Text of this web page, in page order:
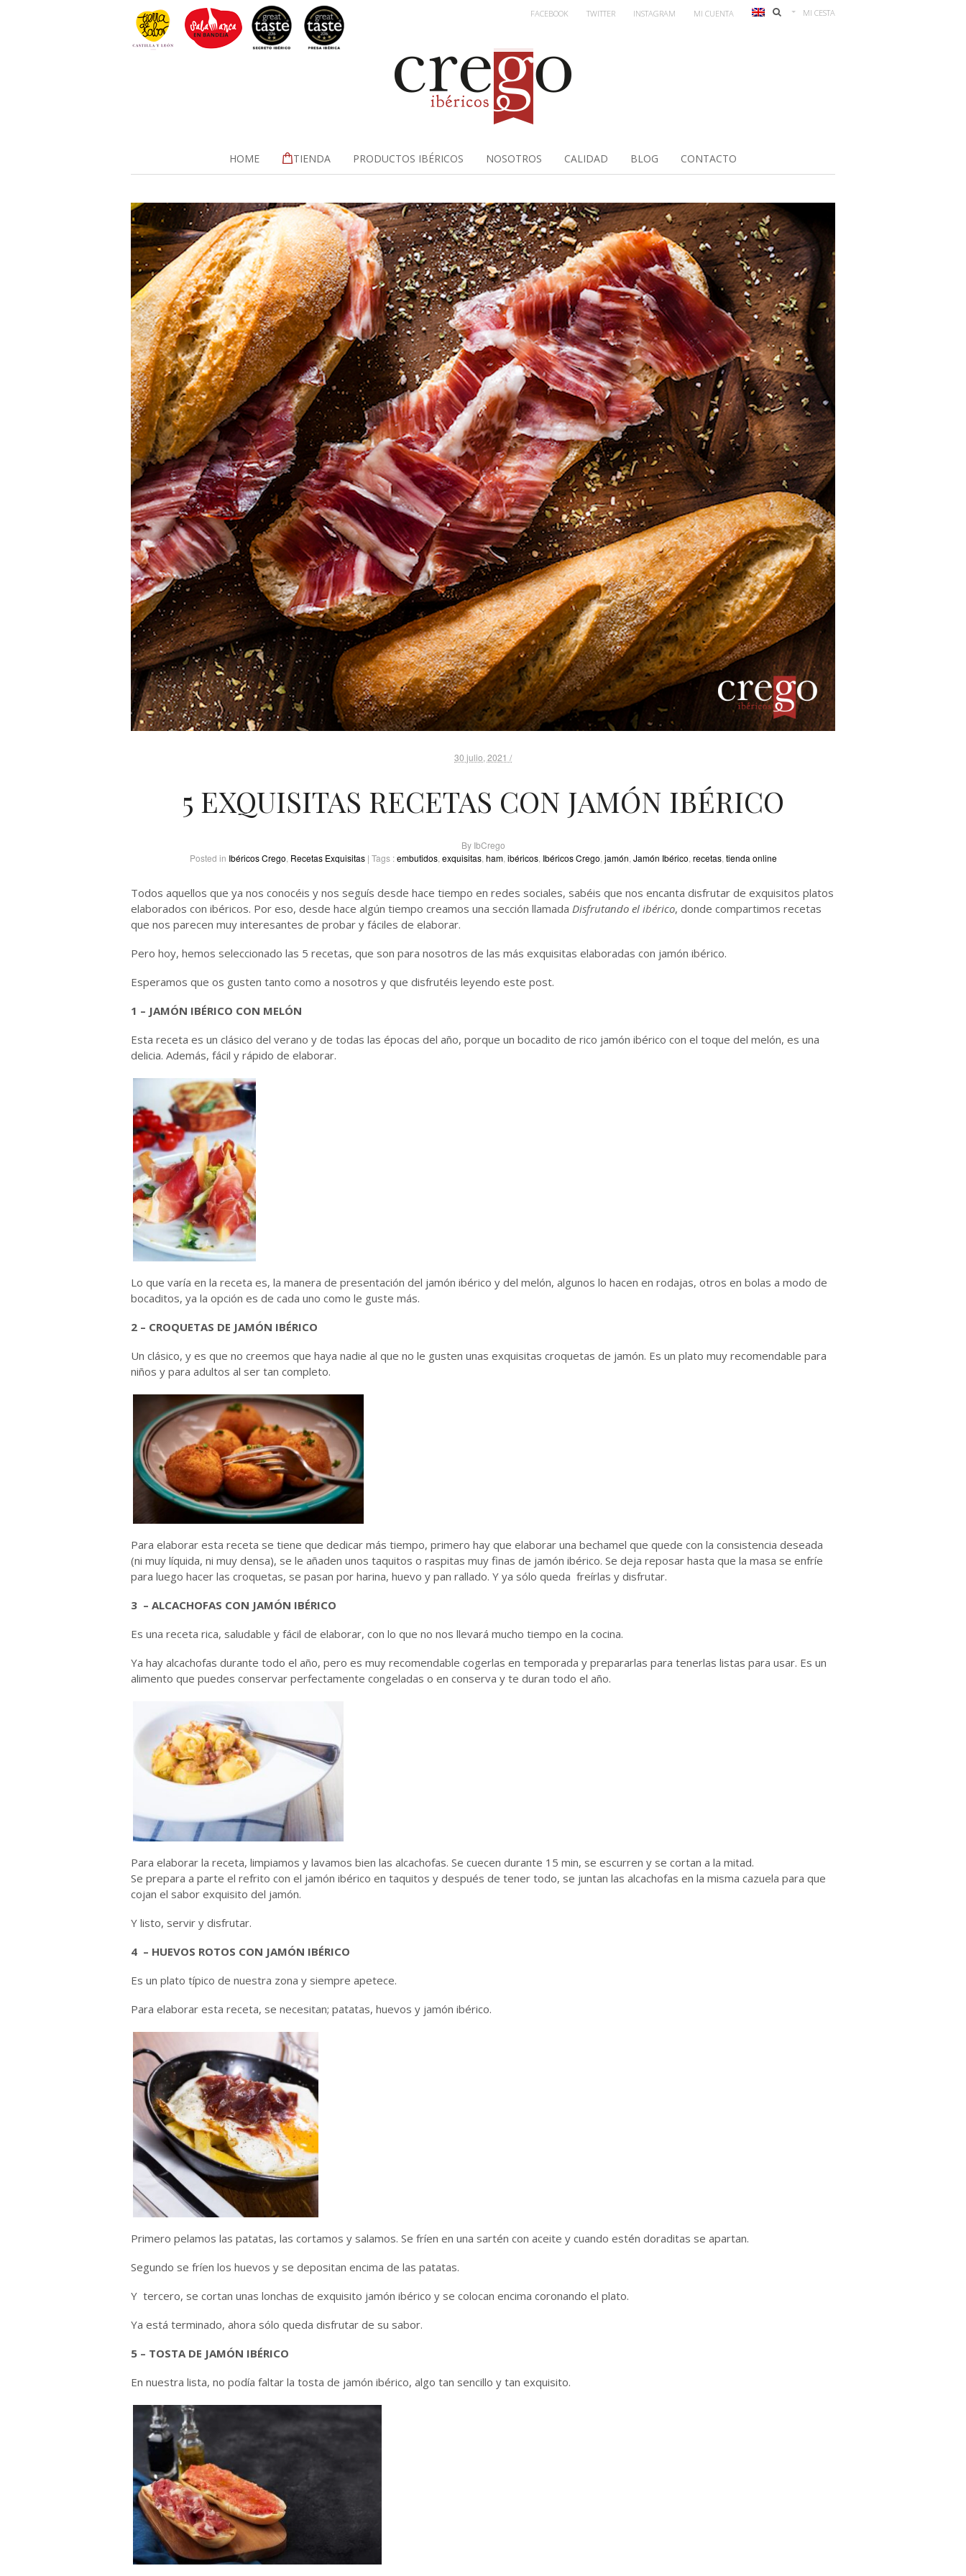
MI CESTA
FACEBOOK TWITTER INSTAGRAM MI CUENTA
HOME TIENDA PRODUCTOS IBÉRICOS NOSOTROS CALIDAD BLOG CONTACTO
30 julio, 2021 /
5 EXQUISITAS RECETAS CON JAMÓN IBÉRICO
By IbCrego
Posted in Ibéricos Crego Recetas Exquisitas| Tags :embutidos, exquisitas, ham, ibéricos, Ibéricos Crego jamón Jamón Ibérico recetas, tienda online
Todos aquellos que ya nos conocéis y nos seguís desde hace tiempo en redes sociales, sabéis que nos encanta disfrutar de exquisitos platos
elaborados con ibéricos. Por eso, desde hace algún tiempo creamos una sección llamada Disfrutando el ibérico, donde compartimos recetas
que nos parecen muy interesantes de probar y fáciles de elaborar.
Pero hoy, hemos seleccionado las 5 recetas, que son para nosotros de las más exquisitas elaboradas con jamón ibérico.
Esperamos que os gusten tanto como a nosotros y que disfrutéis leyendo este post.
1 – JAMÓN IBÉRICO CON MELÓN
Esta receta es un clásico del verano y de todas las épocas del año, porque un bocadito de rico jamón ibérico con el toque del melón, es una
delicia. Además, fácil y rápido de elaborar.
Lo que varía en la receta es, la manera de presentación del jamón ibérico y del melón, algunos lo hacen en rodajas, otros en bolas a modo de
bocaditos, ya la opción es de cada uno como le guste más.
2 – CROQUETAS DE JAMÓN IBÉRICO
Un clásico, y es que no creemos que haya nadie al que no le gusten unas exquisitas croquetas de jamón. Es un plato muy recomendable para
niños y para adultos al ser tan completo.
Para elaborar esta receta se tiene que dedicar más tiempo, primero hay que elaborar una bechamel que quede con la consistencia deseada
(ni muy líquida, ni muy densa), se le añaden unos taquitos o raspitas muy finas de jamón ibérico. Se deja reposar hasta que la masa se enfríe
para luego hacer las croquetas, se pasan por harina, huevo y pan rallado. Y ya sólo queda freírlas y disfrutar.
3 – ALCACHOFAS CON JAMÓN IBÉRICO
Es una receta rica, saludable y fácil de elaborar, con lo que no nos llevará mucho tiempo en la cocina.
Ya hay alcachofas durante todo el año, pero es muy recomendable cogerlas en temporada y prepararlas para tenerlas listas para usar. Es un
alimento que puedes conservar perfectamente congeladas o en conserva y te duran todo el año.
Para elaborar la receta, limpiamos y lavamos bien las alcachofas. Se cuecen durante 15 min, se escurren y se cortan a la mitad.
Se prepara a parte el refrito con el jamón ibérico en taquitos y después de tener todo, se juntan las alcachofas en la misma cazuela para que
cojan el sabor exquisito del jamón.
Y listo, servir y disfrutar.
4 – HUEVOS ROTOS CON JAMÓN IBÉRICO
Es un plato típico de nuestra zona y siempre apetece.
Para elaborar esta receta, se necesitan; patatas, huevos y jamón ibérico.
Primero pelamos las patatas, las cortamos y salamos. Se fríen en una sartén con aceite y cuando estén doraditas se apartan.
Segundo se fríen los huevos y se depositan encima de las patatas.
Y tercero, se cortan unas lonchas de exquisito jamón ibérico y se colocan encima coronando el plato.
Ya está terminado, ahora sólo queda disfrutar de su sabor.
5 – TOSTA DE JAMÓN IBÉRICO
En nuestra lista, no podía faltar la tosta de jamón ibérico, algo tan sencillo y tan exquisito.